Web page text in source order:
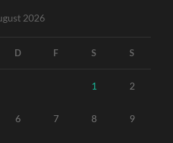
2026
D F S S
1 2
6 7 8 9